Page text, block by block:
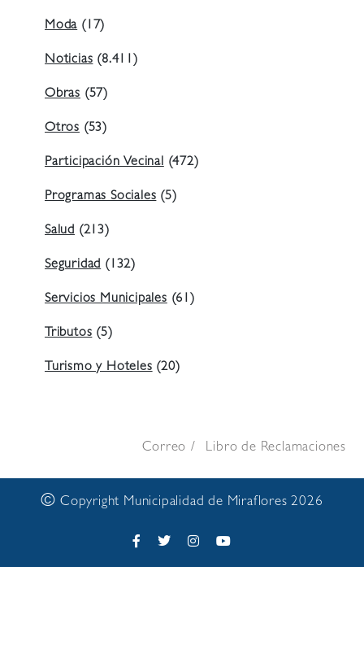
Moda(17)
Noticias(8.411)
Obras (57)
Otros (53)
Participación Vecinal(472)
Programas Sociales(5)
Salud (213)
Seguridad(132)
Servicios Municipales(61)
Tributos(5)
Turismo y Hoteles(20)
Correo Libro de Reclamaciones
© Copyright Municipalidad de Miraflores 2026